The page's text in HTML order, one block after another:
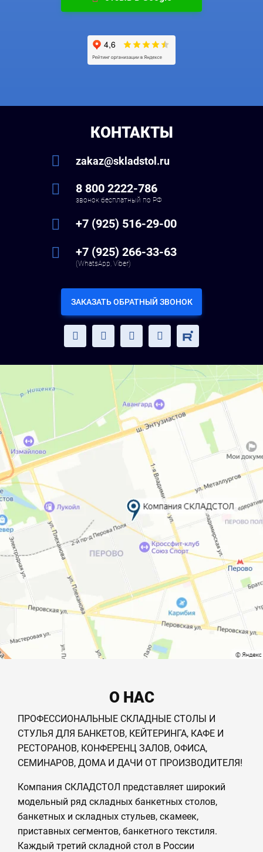
КОНТАКТЫ
zakaz@skladstol.ru
8 800 2222-786
звонок бесплатный по РФ
+7 (925) 516-29-00
+7 (925) 266-33-63
(WhatsApp, Viber)
ЗАКАЗАТЬ ОБРАТНЫЙ ЗВОНОК
О НАС
ПРОФЕССИОНАЛЬНЫЕ СКЛАДНЫЕ СТОЛЫ И
СТУЛЬЯ ДЛЯ БАНКЕТОВ, КЕЙТЕРИНГА, КАФЕ И
РЕСТОРАНОВ, КОНФЕРЕНЦ ЗАЛОВ, ОФИСА,
СЕМИНАРОВ, ДОМА И ДАЧИ ОТ ПРОИЗВОДИТЕЛЯ!
Компания СКЛАДСТОЛ представляет широкий
модельный ряд складных банкетных столов,
банкетных и складных стульев, скамеек,
приставных сегментов, банкетного текстиля.
Каждый третий складной стол в России